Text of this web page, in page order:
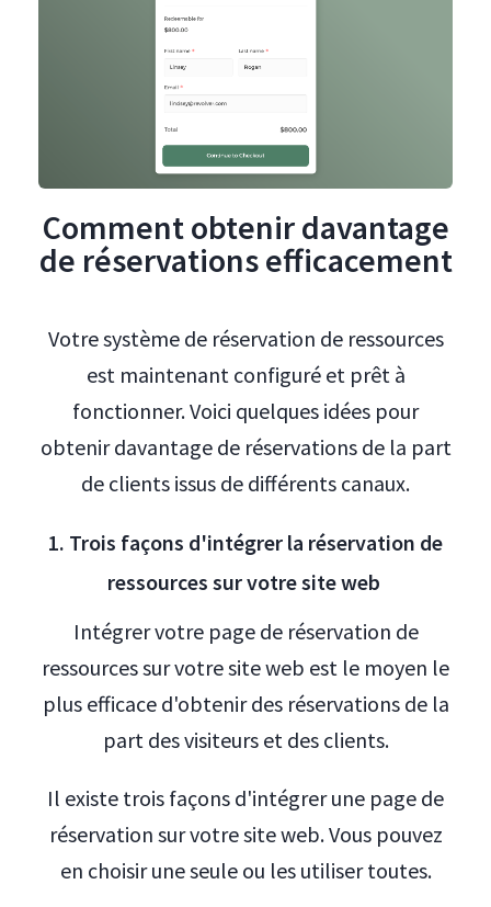
Comment obtenir davantage
de réservations efficacement
Votre système de réservation de ressources
est maintenant configuré et prêt à
fonctionner. Voici quelques idées pour
obtenir davantage de réservations de la part
de clients issus de différents canaux.
1. Trois façons d'intégrer la réservation de
ressources sur votre site web
Intégrer votre page de réservation de
ressources sur votre site web est le moyen le
plus efficace d'obtenir des réservations de la
part des visiteurs et des clients.
Il existe trois façons d'intégrer une page de
réservation sur votre site web. Vous pouvez
en choisir une seule ou les utiliser toutes.